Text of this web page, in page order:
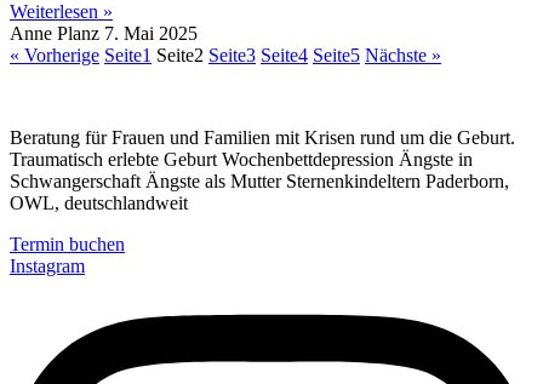
Weiterlesen »
Anne Planz 7. Mai 2025
« Vorherige Seite1 Seite2 Seite3 Seite4 Seite5 Nächste »
Beratung für Frauen und Familien mit Krisen rund um die Geburt.
Traumatisch erlebte Geburt Wochenbettdepression Ängste in
Schwangerschaft Ängste als Mutter Sternenkindeltern Paderborn,
OWL, deutschlandweit
Termin buchen
Instagram